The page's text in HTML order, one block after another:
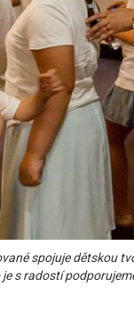
spojuje
s radostí